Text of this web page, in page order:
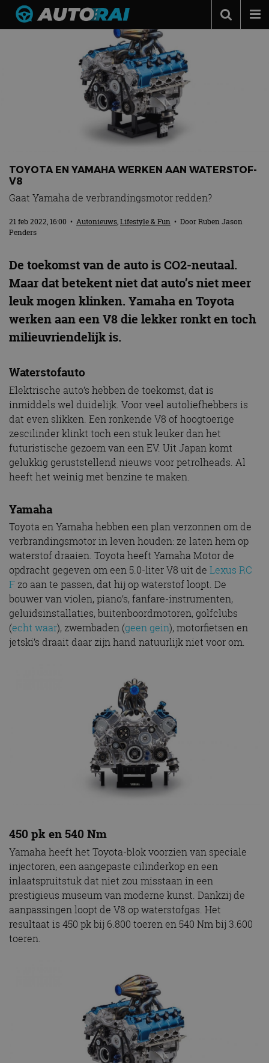
MotorRAI.nl
TOYOTA EN YAMAHA WERKEN AAN WATERSTOF-
V8
Gaat Yamaha de verbrandingsmotor redden?
21 feb 2022, 16:00 • Autonieuws,Lifestyle & Fun • DoorRuben Jason
Penders
De toekomst van de auto is CO2-neutaal.
Maar dat betekent niet dat auto’s niet meer
leuk mogen klinken. Yamaha en Toyota
werken aan een V8 die lekker ronkt en toch
milieuvriendelijk is.
Waterstofauto
Elektrische auto’s hebben de toekomst, dat is
inmiddels wel duidelijk. Voor veel autoliefhebbers is
dat even slikken. Een ronkende V8 of hoogtoerige
zescilinder klinkt toch een stuk leuker dan het
futuristische gezoem van een EV. Uit Japan komt
gelukkig geruststellend nieuws voor petrolheads. Al
heeft het weinig met benzine te maken.
Yamaha
Toyota en Yamaha hebben een plan verzonnen om de
verbrandingsmotor in leven houden: ze laten hem op
waterstof draaien. Toyota heeft Yamaha Motor de
opdracht gegeven om een 5.0-liter V8 uit de Lexus RC
F zo aan te passen, dat hij op waterstof loopt. De
bouwer van violen, piano’s, fanfare-instrumenten,
geluidsinstallaties, buitenboordmotoren, golfclubs
(echt waar), zwembaden (geen gein), motorfietsen en
jetski’s draait daar zijn hand natuurlijk niet voor om.
450 pk en 540 Nm
Yamaha heeft het Toyota-blok voorzien van speciale
injectoren, een aangepaste cilinderkop en een
inlaatspruitstuk dat niet zou misstaan in een
prestigieus museum van moderne kunst. Dankzij de
aanpassingen loopt de V8 op waterstofgas. Het
resultaat is 450 pk bij 6.800 toeren en 540 Nm bij 3.600
toeren.